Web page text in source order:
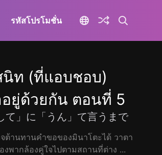
รหัสโปรโมชั่น
นิท (ที่แอบชอบ)
ยู่ด้วยกัน ตอนที่ 5
て」に「うん」て言うまで
ต้านทานคำขอของมินาโตะได้ วาตา
งพากล้องคู่ใจไปตามสถานที่ต่าง ...